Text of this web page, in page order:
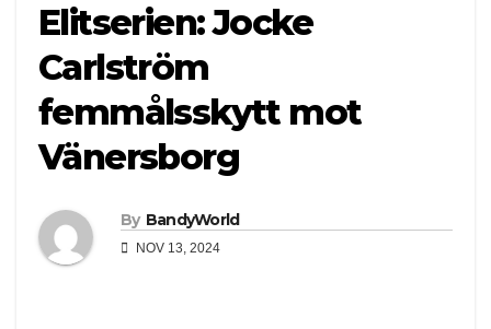
Elitserien: Jocke
Carlström
femmålsskytt mot
Vänersborg
By BandyWorld
NOV 13, 2024